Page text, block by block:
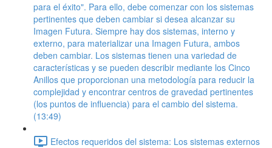
para el éxito". Para ello, debe comenzar con los sistemas
pertinentes que deben cambiar si desea alcanzar su
Imagen Futura. Siempre hay dos sistemas, interno y
externo, para materializar una Imagen Futura, ambos
deben cambiar. Los sistemas tienen una variedad de
características y se pueden describir mediante los Cinco
Anillos que proporcionan una metodología para reducir la
complejidad y encontrar centros de gravedad pertinentes
(los puntos de influencia) para el cambio del sistema.
(13:49)
Efectos requeridos del sistema: Los sistemas externos